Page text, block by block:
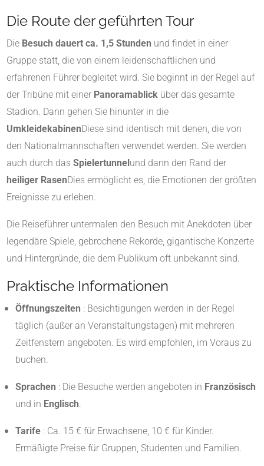
Die Route der geführten Tour
Die Besuch dauert ca. 1,5 Stunden und findet in einer
Gruppe statt, die von einem leidenschaftlichen und
erfahrenen Führer begleitet wird. Sie beginnt in der Regel auf
der Tribüne mit einer Panoramablick über das gesamte
Stadion. Dann gehen Sie hinunter in die
UmkleidekabinenDiese sind identisch mit denen, die von
den Nationalmannschaften verwendet werden. Sie werden
auch durch das Spielertunnel und dann den Rand der
heiliger RasenDies ermöglicht es, die Emotionen der größten
Ereignisse zu erleben.
Die Reiseführer untermalen den Besuch mit Anekdoten über
legendäre Spiele, gebrochene Rekorde, gigantische Konzerte
und Hintergründe, die dem Publikum oft unbekannt sind.
Praktische Informationen
Öffnungszeiten : Besichtigungen werden in der Regel
täglich (außer an Veranstaltungstagen) mit mehreren
Zeitfenstern angeboten. Es wird empfohlen, im Voraus zu
buchen.
Sprachen : Die Besuche werden angeboten in Französisch
und in Englisch.
Tarife : Ca. 15 € für Erwachsene, 10 € für Kinder.
Ermäßigte Preise für Gruppen, Studenten und Familien.